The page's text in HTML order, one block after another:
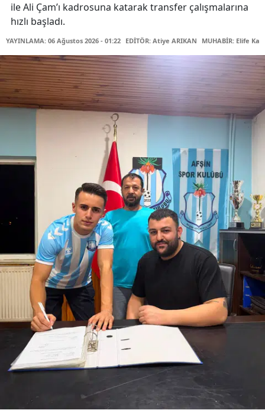
ile Ali Çam’ı kadrosuna katarak transfer çalışmalarına
hızlı başladı.
YAYINLAMA: 06 Ağustos 2026 - 01:22 EDİTÖR: Atiye ARIKAN MUHABİR: Elife